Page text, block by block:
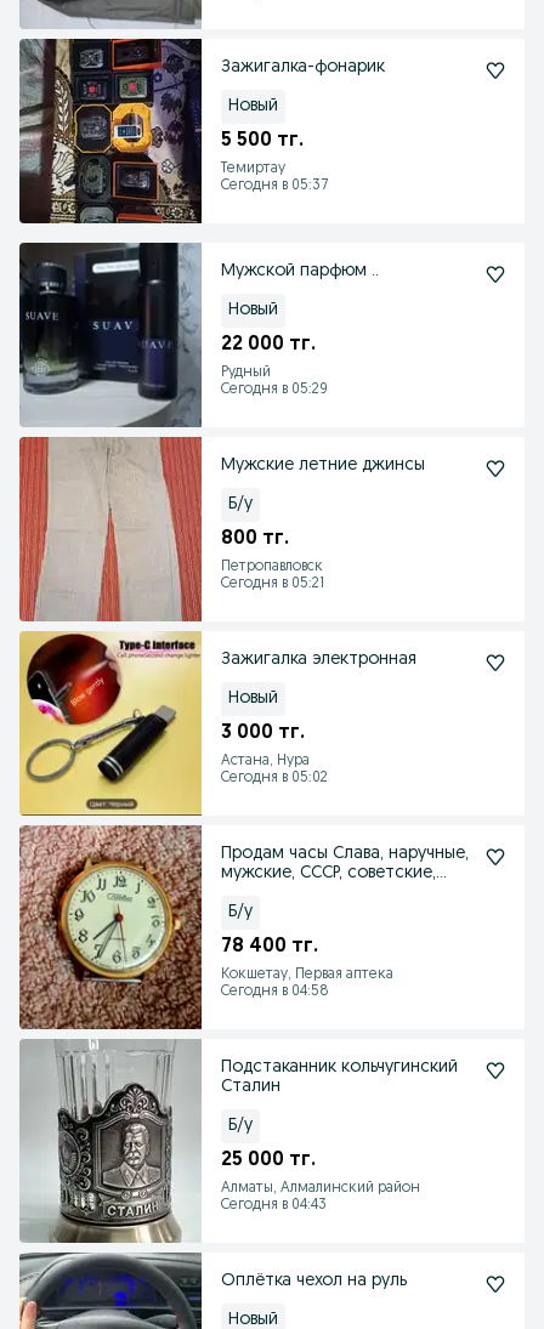
Зажигалка-фонарик
Новый
5 500 тг.
Темиртау
Сегодня в 05:37
Мужской парфюм ..
Новый
22 000 тг.
Рудный
Сегодня в 05:29
Мужские летние джинсы
Б/у
800 тг.
Петропавловск
Сегодня в 05:21
Зажигалка электронная
Новый
3 000 тг.
Астана, Нура
Сегодня в 05:02
Продам часы Слава, наручные,
мужские, СССР, советские,
Б/у
78 400 тг.
Кокшетау, Первая аптека
Сегодня в 04:58
Подстаканник кольчугинский
Сталин
Б/у
25 000 тг.
Алматы, Алмалинский район
Сегодня в 04:43
Оплётка чехол на руль
Новый